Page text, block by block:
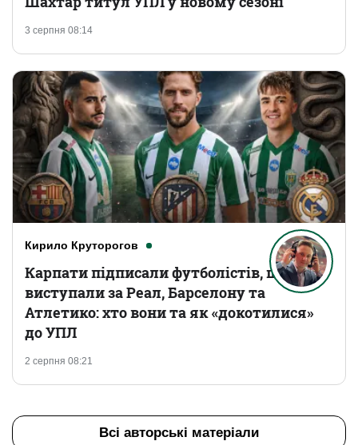
3 серпня 08:14
Кирило Круторогов
2 серпня 08:21
Карпати підписали футболістів, що
виступали за Реал, Барселону та
Атлетико: хто вони та як «докотилися»
до УПЛ
Всі авторські матеріали